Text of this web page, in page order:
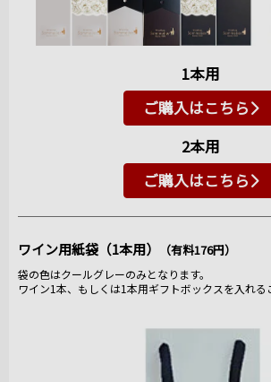
1本用
ご購入はこちら
2本用
ご購入はこちら
ワイン用紙袋（1本用） （有料176円）
袋の色はクールグレーのみとなります。
ワイン1本、もしくは1本用ギフトボックスを入れる